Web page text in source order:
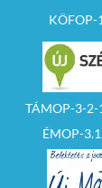
KÖFOP-
TÁMOP-3-
ÉMOP-